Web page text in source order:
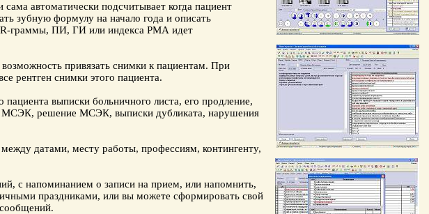
автоматически подсчитывает когда пациент
зубную формулу на начало года и описать
R-граммы, ПИ, ГИ или индекса РМА идет
привязать снимки к пациентам. При
рентген снимки этого пациента.
пациента выписки больничного листа, его продление,
МСЭК, решение МСЭК, выписки дубликата, нарушения
датами, месту работы, профессиям, контингенту,
с напоминанием о записи на прием, или напомнить,
праздниками, или вы можете сформировать свой